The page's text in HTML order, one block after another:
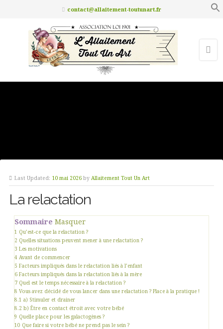
contact@allaitement-toutunart.fr
Last Updated: 10 mai 2026 by Allaitement Tout Un Art
La relactation
Sommaire Masquer
1 Qu’est-ce que la relactation ?
2 Quelles situations peuvent mener à une relactation ?
3 Les motivations
4 Avant de commencer
5 Facteurs impliqués dans le relactation liés à l’enfant
6 Facteurs impliqués dans la relactation liés à la mère
7 Quel est le temps nécessaire à la relactation ?
8 Vous avez décidé de vous lancer dans une relactation ? Place à la pratique !
8.1 a) Stimuler et drainer
8.2 b) Être en contact étroit avec votre bébé
9 Quelle place pour les galactogènes ?
10 Que faire si votre bébé ne prend pas le sein ?